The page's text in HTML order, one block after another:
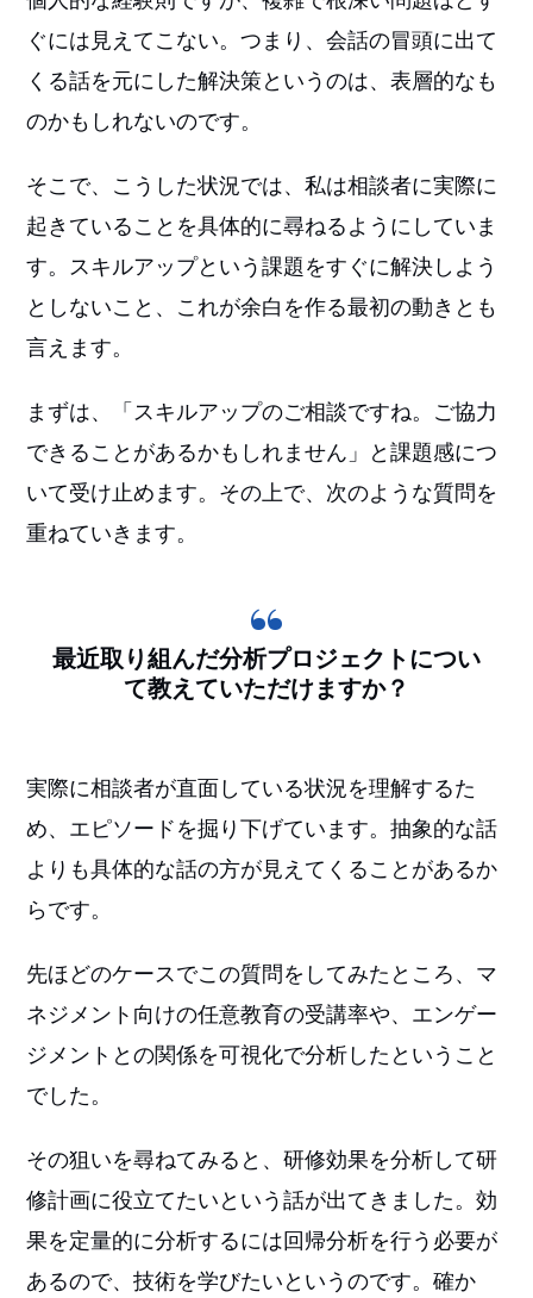
ぐには見えてこない。つまり、会話の冒頭に出て
くる話を元にした解決策というのは、表層的なも
のかもしれないのです。
そこで、こうした状況では、私は相談者に実際に
起きていることを具体的に尋ねるようにしていま
す。スキルアップという課題をすぐに解決しよう
としないこと、これが余白を作る最初の動きとも
言えます。
まずは、「スキルアップのご相談ですね。ご協力
できることがあるかもしれません」と課題感につ
いて受け止めます。その上で、次のような質問を
重ねていきます。
最近取り組んだ分析プロジェクトについ
て教えていただけますか？
実際に相談者が直面している状況を理解するた
め、エピソードを掘り下げています。抽象的な話
よりも具体的な話の方が見えてくることがあるか
らです。
先ほどのケースでこの質問をしてみたところ、マ
ネジメント向けの任意教育の受講率や、エンゲー
ジメントとの関係を可視化で分析したということ
でした。
その狙いを尋ねてみると、研修効果を分析して研
修計画に役立てたいという話が出てきました。効
果を定量的に分析するには回帰分析を行う必要が
あるので、技術を学びたいというのです。確か